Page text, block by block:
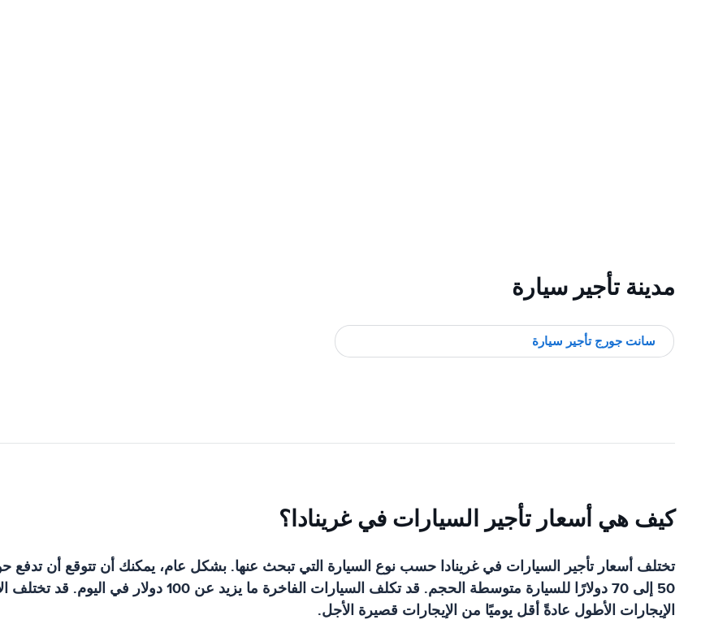
مدينة تأجير سيارة
سانت جورج تأجير سيارة
كيف هي أسعار تأجير السيارات في غرينادا؟
50 إلى 70 دولارًا للسيارة متوسطة الحجم. قد تكلف
الإيجارات الأطول عادةً أقل يوميًا من الإيجارات قصيرة الأجل.